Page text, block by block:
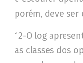
porém, deve
12-O log
as classes dos